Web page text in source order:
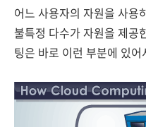
어느 사용자의 자원을 사용
불특정 다수가 자원을 제공
팅은 바로 이런 부분에 있